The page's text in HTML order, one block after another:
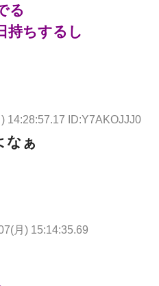
る
持ちするし
14:28:57.17 ID:Y7AKOJJJ0
なぁ
月) 15:14:35.69